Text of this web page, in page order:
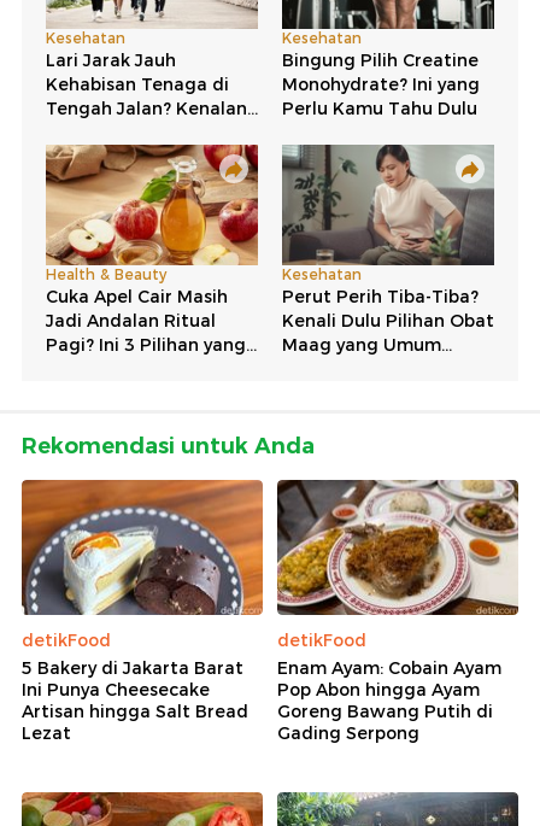
Rekomendasi untuk Anda
detikFood
5 Bakery di Jakarta Barat
Ini Punya Cheesecake
Artisan hingga Salt Bread
Lezat
detikFood
Enam Ayam: Cobain Ayam
Pop Abon hingga Ayam
Goreng Bawang Putih di
Gading Serpong